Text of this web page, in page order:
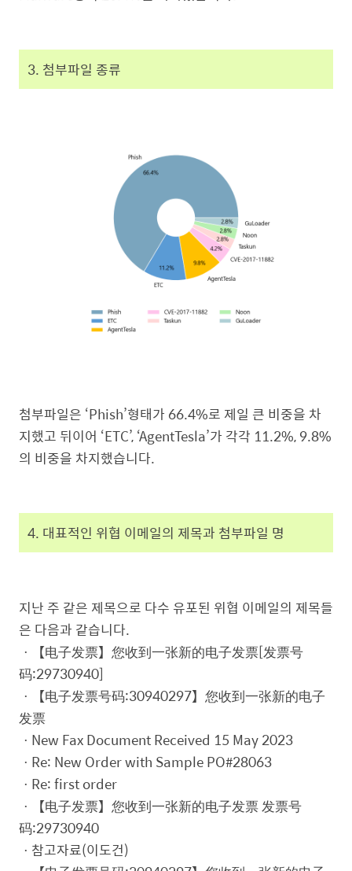
3. 첨부파일 종류
첨부파일은 ‘Phish’형태가 66.4%로 제일 큰 비중을 차
지했고 뒤이어 ‘ETC’, ‘AgentTesla’가 각각 11.2%, 9.8%
의 비중을 차지했습니다.
4. 대표적인 위협 이메일의 제목과 첨부파일 명
지난 주 같은 제목으로 다수 유포된 위협 이메일의 제목들
은 다음과 같습니다.
ㆍ【电子发票】您收到一张新的电子发票[发票号
码:29730940]
ㆍ【电子发票号码:30940297】您收到一张新的电子
发票
ㆍNew Fax Document Received 15 May 2023
ㆍRe: New Order with Sample PO#28063
ㆍRe: first order
ㆍ【电子发票】您收到一张新的电子发票 发票号
码:29730940
ㆍ참고자료(이도건)